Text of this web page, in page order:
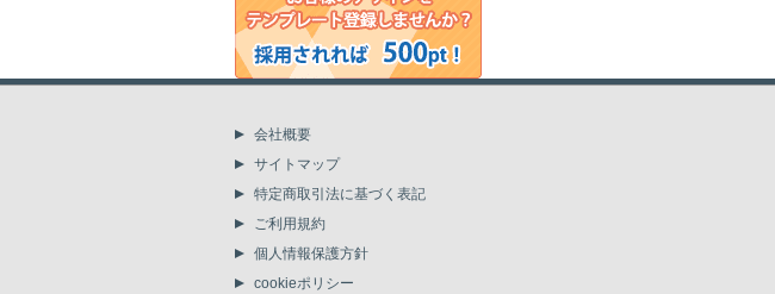
会社概要
サイトマップ
特定商取引法に基づく表記
ご利用規約
個人情報保護方針
cookieポリシー